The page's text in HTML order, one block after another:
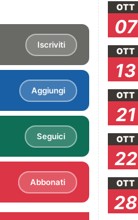
Iscriviti
Aggiungi
Seguici
Abbonati
OTT
07
OTT
13
OTT
21
OTT
22
OTT
28